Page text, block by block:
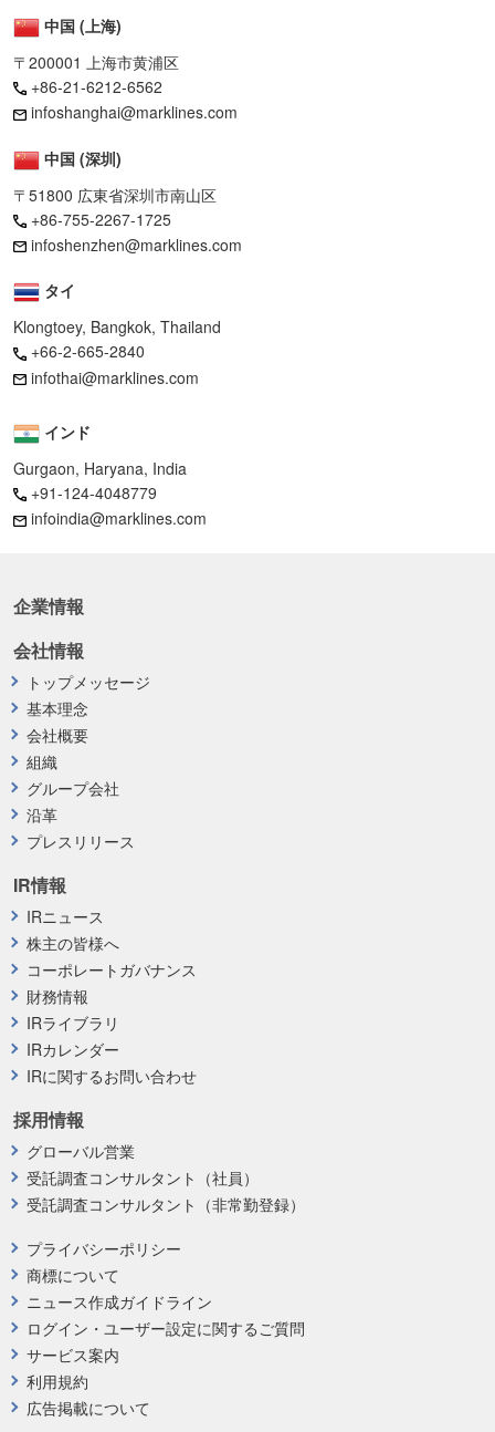
中国 (上海)
〒200001 上海市黄浦区
+86-21-6212-6562
infoshanghai@marklines.com
中国 (深圳)
〒51800 広東省深圳市南山区
+86-755-2267-1725
infoshenzhen@marklines.com
タイ
Klongtoey, Bangkok, Thailand
+66-2-665-2840
infothai@marklines.com
インド
Gurgaon, Haryana, India
+91-124-4048779
infoindia@marklines.com
企業情報
プライバシーポリシー
商標について
ニュース作成ガイドライン
ログイン・ユーザー設定に関するご質問
サービス案内
利用規約
広告掲載について
採用情報
グローバル営業
受託調査コンサルタント（社員）
受託調査コンサルタント（非常勤登録）
会社情報
トップメッセージ
基本理念
会社概要
組織
グループ会社
沿革
プレスリリース
IR情報
IRニュース
株主の皆様へ
コーポレートガバナンス
財務情報
IRライブラリ
IRカレンダー
IRに関するお問い合わせ